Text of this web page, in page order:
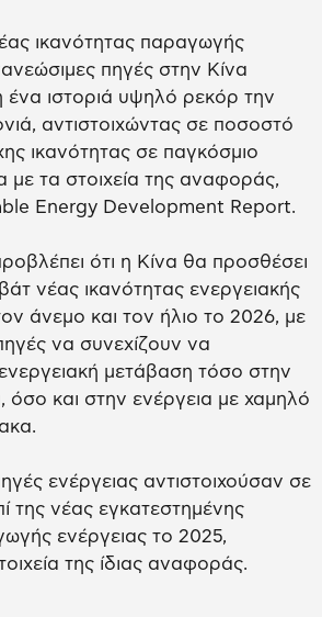
ικανότητας παραγωγής
πηγές στην Κίνα
ιστοριά υψηλό ρεκόρ την
αντιστοιχώντας σε ποσοστό
ικανότητας σε παγκόσμιο
με τα στοιχεία της αναφοράς,
Energy Development Report.
ότι η Κίνα θα προσθέσει
νέας ικανότητας ενεργειακής
άνεμο και τον ήλιο το 2026, με
να συνεχίζουν να
μετάβαση τόσο στην
όσο και στην ενέργεια με χαμηλό
ενέργειας αντιστοιχούσαν σε
της νέας εγκατεστημένης
ενέργειας το 2025,
της ίδιας αναφοράς.